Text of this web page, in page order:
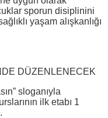
sporun disiplinini
yaşam alışkanlığı
DÜZENLENECEK
sloganıyla
ilk etabı 1